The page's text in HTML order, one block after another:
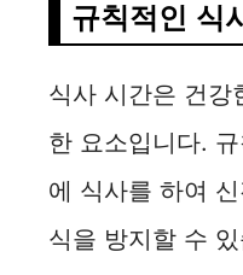
규칙적인 식
식사 시간은 건강
한 요소입니다.
에 식사를 하여
식을 방지할 수